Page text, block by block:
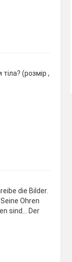
(розмір ,
die Bilder.
Ohren
sind… Der